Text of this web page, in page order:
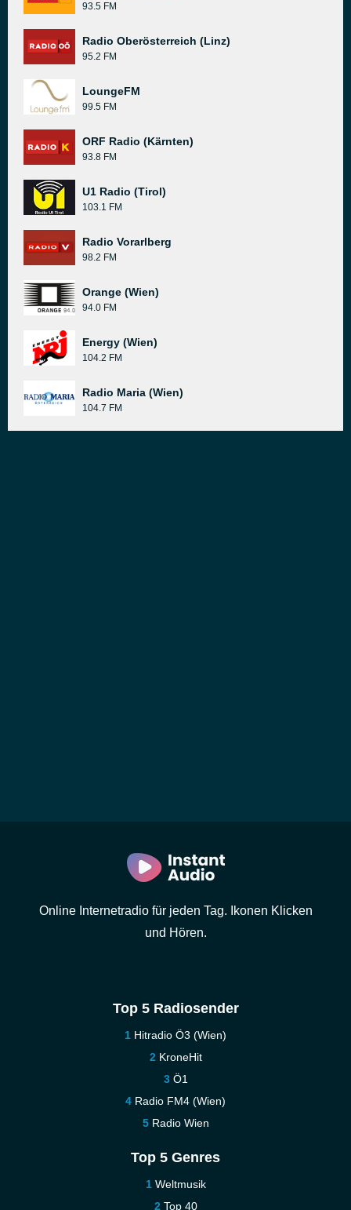
93.5 FM
Radio Oberösterreich (Linz)
95.2 FM
LoungeFM
99.5 FM
ORF Radio (Kärnten)
93.8 FM
U1 Radio (Tirol)
103.1 FM
Radio Vorarlberg
98.2 FM
Orange (Wien)
94.0 FM
Energy (Wien)
104.2 FM
Radio Maria (Wien)
104.7 FM
Online Internetradio für jeden Tag. Ikonen Klicken
und Hören.
Top 5 Radiosender
Hitradio Ö3 (Wien)
KroneHit
Ö1
Radio FM4 (Wien)
Radio Wien
Top 5 Genres
Weltmusik
Top 40